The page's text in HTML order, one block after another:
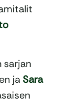
sarjan
ja Sara